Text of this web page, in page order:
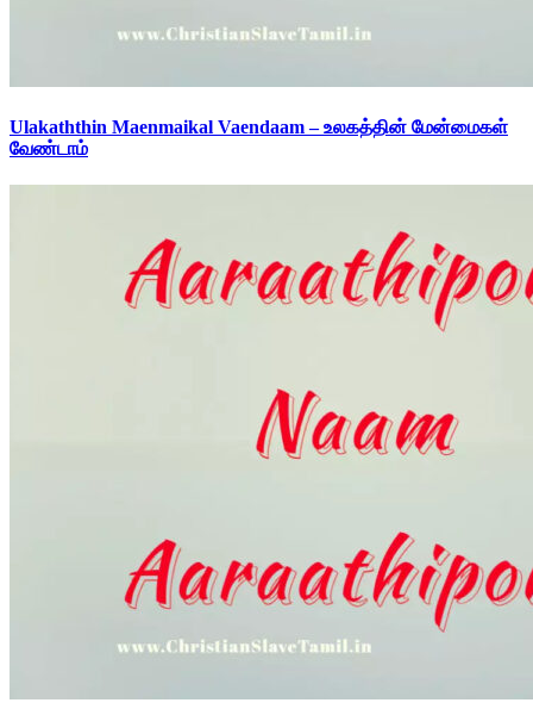
Ulakaththin Maenmaikal Vaendaam – உலகத்தின் மேன்மைகள்
வேண்டாம்